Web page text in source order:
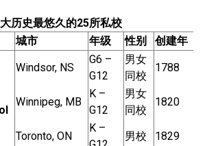
新居民
历史最悠久的25所私校
城市 年级 性别
创建年
Windsor, NS
G6 –
G12
男女
同校
1788
Winnipeg, MB
K –
G12
男女
同校
1820
Toronto, ON
K –
男校
1829